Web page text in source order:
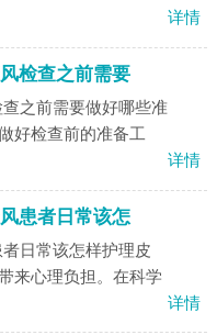
详情
检查之前需要
之前需要做好哪些准
好检查前的准备工
详情
患者日常该怎
日常该怎样护理皮
来心理负担。在科学
详情